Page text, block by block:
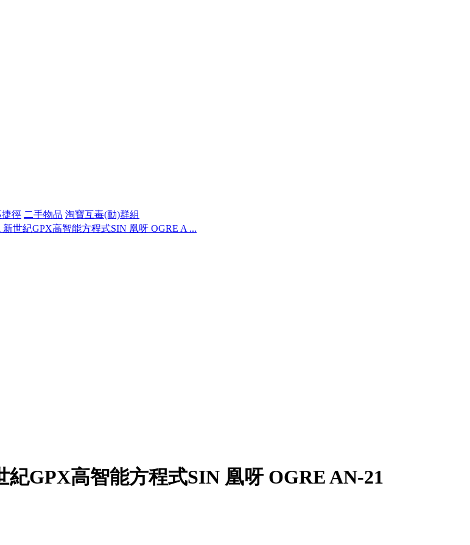
徑 二手物品 淘寶互毒(動)群組
新世紀GPX高智能方程式SIN 凰呀 OGRE A ...
GPX高智能方程式SIN 凰呀 OGRE AN-21